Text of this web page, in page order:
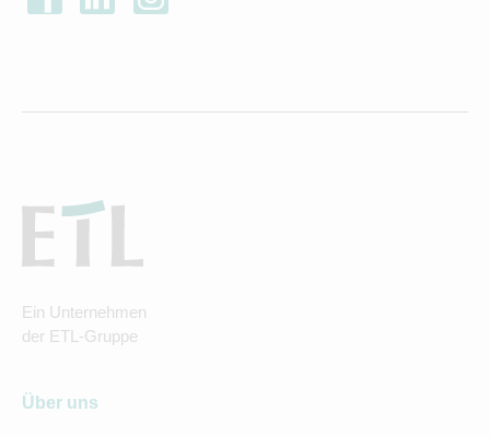
Ein Unternehmen
der ETL-Gruppe
Über uns